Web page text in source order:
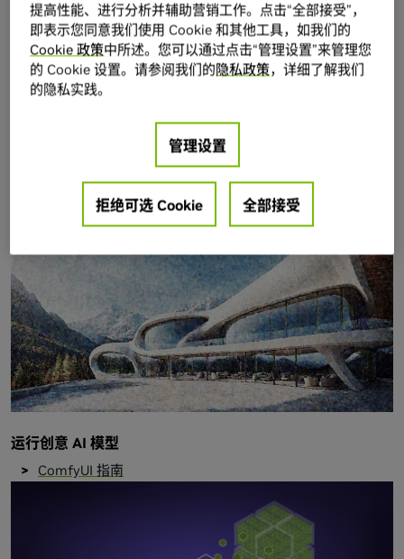
运行创意 AI 模型
ComfyUI 指南
提高性能、进行分析并辅助营销工作。点击“全部接受”，
即表示您同意我们使用 Cookie 和其他工具，如我们的
Cookie 政策中所述。您可以通过点击“管理设置”来管理您
的 Cookie 设置。请参阅我们的隐私政策，详细了解我们
的隐私实践。
管理设置
拒绝可选 Cookie 全部接受